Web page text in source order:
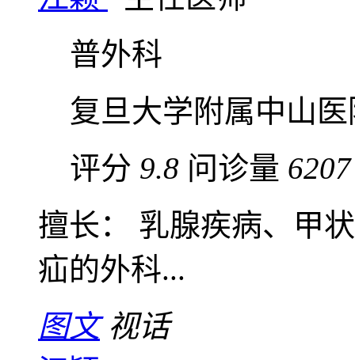
普外科
复旦大学附属中山医
评分 9.8 问诊量 6207
擅长： 乳腺疾病、甲
疝的外科...
图文 视话